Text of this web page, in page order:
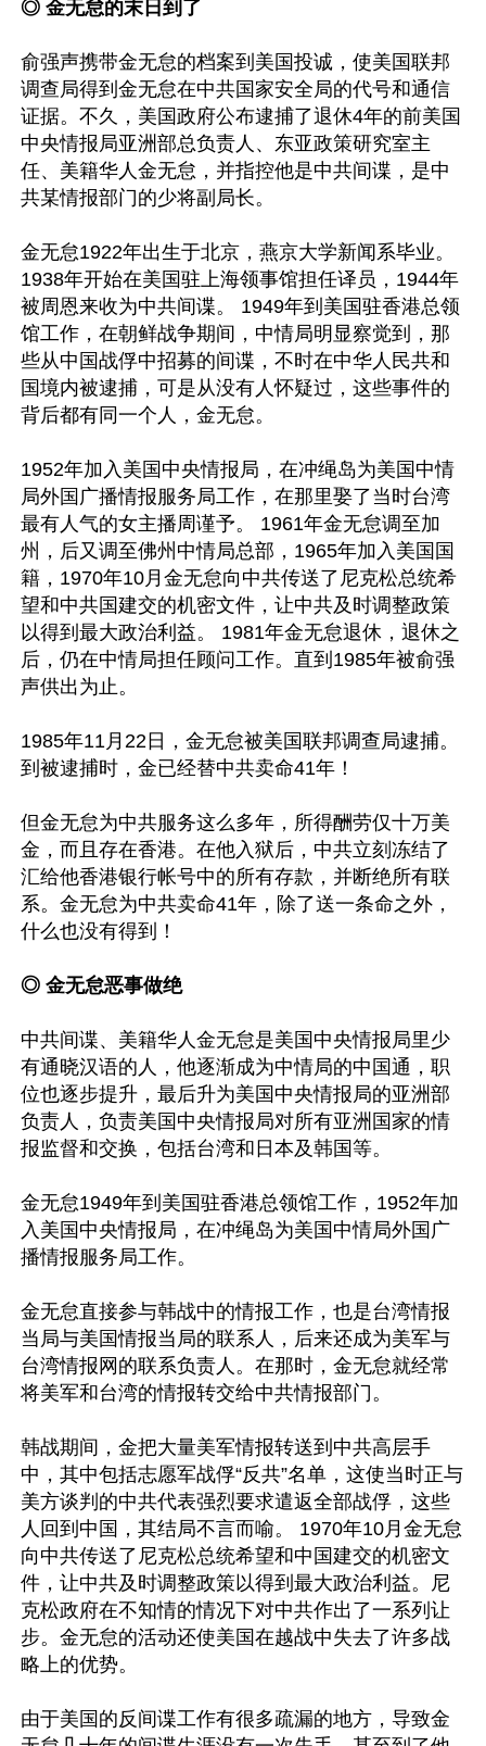
◎ 金无怠的末日到了
俞强声携带金无怠的档案到美国投诚，使美国联邦
调查局得到金无怠在中共国家安全局的代号和通信
证据。不久，美国政府公布逮捕了退休4年的前美国
中央情报局亚洲部总负责人、东亚政策研究室主
任、美籍华人金无怠，并指控他是中共间谍，是中
共某情报部门的少将副局长。
金无怠1922年出生于北京，燕京大学新闻系毕业。
1938年开始在美国驻上海领事馆担任译员，1944年
被周恩来收为中共间谍。 1949年到美国驻香港总领
馆工作，在朝鲜战争期间，中情局明显察觉到，那
些从中国战俘中招募的间谍，不时在中华人民共和
国境内被逮捕，可是从没有人怀疑过，这些事件的
背后都有同一个人，金无怠。
1952年加入美国中央情报局，在冲绳岛为美国中情
局外国广播情报服务局工作，在那里娶了当时台湾
最有人气的女主播周谨予。 1961年金无怠调至加
州，后又调至佛州中情局总部，1965年加入美国国
籍，1970年10月金无怠向中共传送了尼克松总统希
望和中共国建交的机密文件，让中共及时调整政策
以得到最大政治利益。 1981年金无怠退休，退休之
后，仍在中情局担任顾问工作。直到1985年被俞强
声供出为止。
1985年11月22日，金无怠被美国联邦调查局逮捕。
到被逮捕时，金已经替中共卖命41年！
但金无怠为中共服务这么多年，所得酬劳仅十万美
金，而且存在香港。在他入狱后，中共立刻冻结了
汇给他香港银行帐号中的所有存款，并断绝所有联
系。金无怠为中共卖命41年，除了送一条命之外，
什么也没有得到！
◎ 金无怠恶事做绝
中共间谍、美籍华人金无怠是美国中央情报局里少
有通晓汉语的人，他逐渐成为中情局的中国通，职
位也逐步提升，最后升为美国中央情报局的亚洲部
负责人，负责美国中央情报局对所有亚洲国家的情
报监督和交换，包括台湾和日本及韩国等。
金无怠1949年到美国驻香港总领馆工作，1952年加
入美国中央情报局，在冲绳岛为美国中情局外国广
播情报服务局工作。
金无怠直接参与韩战中的情报工作，也是台湾情报
当局与美国情报当局的联系人，后来还成为美军与
台湾情报网的联系负责人。在那时，金无怠就经常
将美军和台湾的情报转交给中共情报部门。
韩战期间，金把大量美军情报转送到中共高层手
中，其中包括志愿军战俘“反共”名单，这使当时正与
美方谈判的中共代表强烈要求遣返全部战俘，这些
人回到中国，其结局不言而喻。 1970年10月金无怠
向中共传送了尼克松总统希望和中国建交的机密文
件，让中共及时调整政策以得到最大政治利益。尼
克松政府在不知情的情况下对中共作出了一系列让
步。金无怠的活动还使美国在越战中失去了许多战
略上的优势。
由于美国的反间谍工作有很多疏漏的地方，导致金